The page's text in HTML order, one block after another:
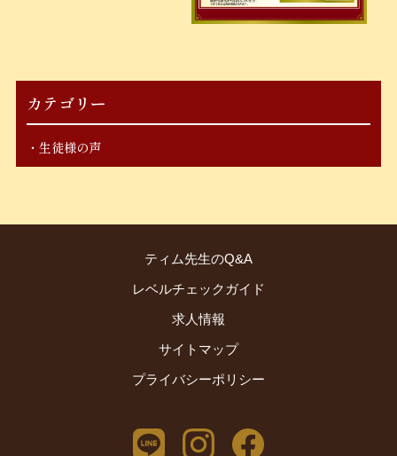
カテゴリー
生徒様の声
ティム先生のQ&A
レベルチェックガイド
求人情報
サイトマップ
プライバシーポリシー